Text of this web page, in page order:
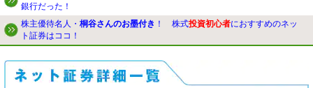
銀行だった！
株主優待名人・ 桐谷さんのお墨付き ！ 株式投資初心者におすすめのネッ
ト証券はココ！